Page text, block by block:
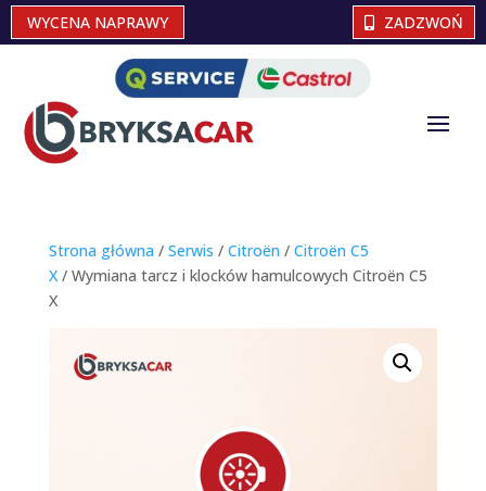
WYCENA NAPRAWY ZADZWOŃ
Strona główna / Serwis / Citroën / Citroën C5
X/ Wymiana tarcz i klocków hamulcowych Citroën C5
X